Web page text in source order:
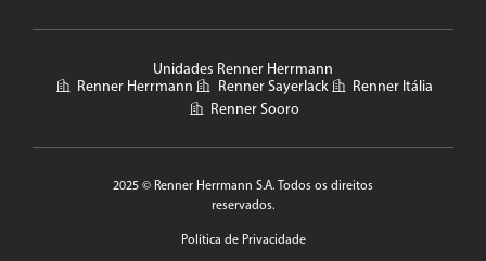
Unidades Renner Herrmann
Renner Herrmann
Renner Sayerlack
Renner Itália
Renner Sooro
2025 © Renner Herrmann S.A. Todos os direitos
reservados.
Política de Privacidade